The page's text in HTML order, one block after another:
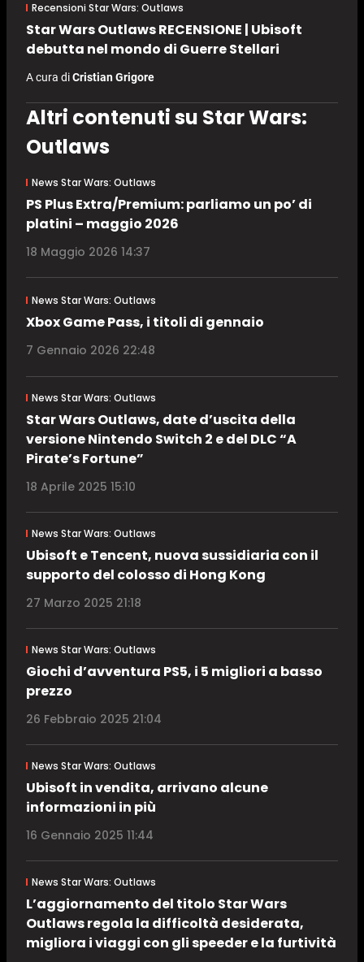
Recensioni Star Wars: Outlaws
Star Wars Outlaws RECENSIONE | Ubisoft
debutta nel mondo di Guerre Stellari
A cura diCristian Grigore
Altri contenuti su Star Wars:
Outlaws
News Star Wars: Outlaws
PS Plus Extra/Premium: parliamo un po’ di
platini – maggio 2026
18 Maggio 2026 14:37
News Star Wars: Outlaws
Xbox Game Pass, i titoli di gennaio
7 Gennaio 2026 22:48
News Star Wars: Outlaws
Star Wars Outlaws, date d’uscita della
versione Nintendo Switch 2 e del DLC “A
Pirate’s Fortune”
18 Aprile 2025 15:10
News Star Wars: Outlaws
Ubisoft e Tencent, nuova sussidiaria con il
supporto del colosso di Hong Kong
27 Marzo 2025 21:18
News Star Wars: Outlaws
Giochi d’avventura PS5, i 5 migliori a basso
prezzo
26 Febbraio 2025 21:04
News Star Wars: Outlaws
Ubisoft in vendita, arrivano alcune
informazioni in più
16 Gennaio 2025 11:44
News Star Wars: Outlaws
L’aggiornamento del titolo Star Wars
Outlaws regola la difficoltà desiderata,
migliora i viaggi con gli speeder e la furtività